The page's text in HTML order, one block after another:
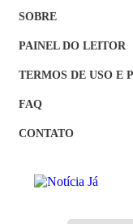
SOBRE
PAINEL DO LEITOR
TERMOS DE USO E
FAQ
CONTATO